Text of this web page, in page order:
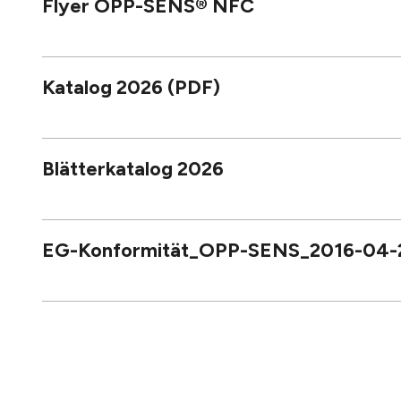
Flyer OPP-SENS® NFC
Katalog 2026 (PDF)
Blätterkatalog 2026
EG-Konformität_OPP-SENS_2016-